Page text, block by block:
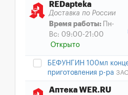
REDapteka
Доставка по России
Время работы:
Пн-
Вс: 09:00-21:00
Открыто
БЕФУНГИН 100мл
приготовления р-ра
Аптека WER.RU